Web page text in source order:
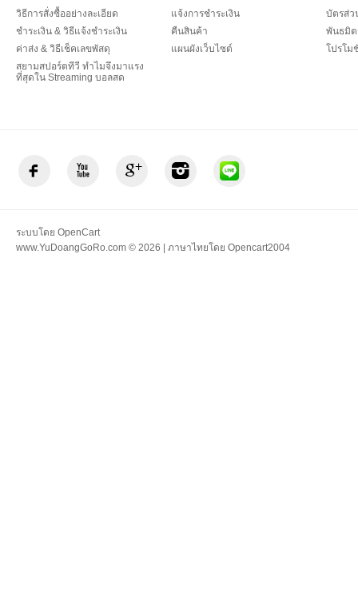
วิธีการสั่งซื้ออย่างละเอียด
ชำระเงิน & วิธีแจ้งชำระเงิน
ค่าส่ง & วิธีเช็คเลขพัสดุ
สยามสปอร์ตทีวี ทำไมจึงมาแรง
ที่สุดใน Streaming บอลสด
แจ้งการชำระเงิน
คืนสินค้า
แผนผังเว็บไซต์
บัตรส่ว
พันธมิต
โปรโม
ระบบโดย OpenCart
www.YuDoangGoRo.com © 2026 | ภาษาไทยโดย Opencart2004